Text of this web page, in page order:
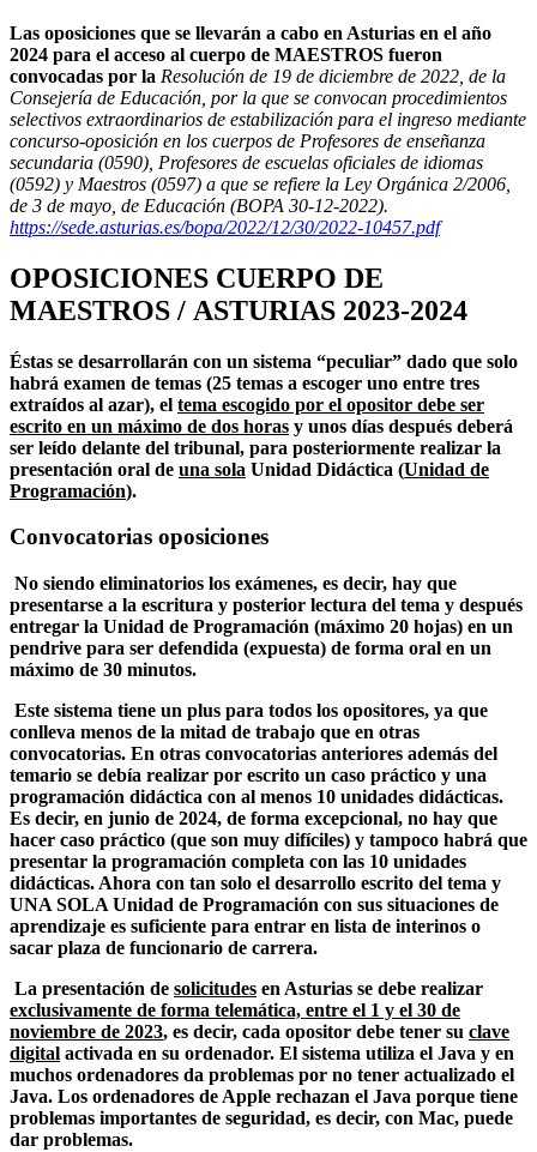
Las oposiciones que se llevarán a cabo en Asturias en el año
2024 para el acceso al cuerpo de MAESTROS fueron
convocadas por la Resolución de 19 de diciembre de 2022, de la
Consejería de Educación, por la que se convocan procedimientos
selectivos extraordinarios de estabilización para el ingreso mediante
concurso-oposición en los cuerpos de Profesores de enseñanza
secundaria (0590), Profesores de escuelas oficiales de idiomas
(0592) y Maestros (0597) a que se refiere la Ley Orgánica 2/2006,
de 3 de mayo, de Educación (BOPA 30-12-2022).
https://sede.asturias.es/bopa/2022/12/30/2022-10457.pdf
OPOSICIONES CUERPO DE
MAESTROS / ASTURIAS 2023-2024
Éstas se desarrollarán con un sistema “peculiar” dado que solo
habrá examen de temas (25 temas a escoger uno entre tres
extraídos al azar), el tema escogido por el opositor debe ser
escrito en un máximo de dos horas y unos días después deberá
ser leído delante del tribunal, para posteriormente realizar la
presentación oral de una sola Unidad Didáctica (Unidad de
Programación).
Convocatorias oposiciones
No siendo eliminatorios los exámenes, es decir, hay que
presentarse a la escritura y posterior lectura del tema y después
entregar la Unidad de Programación (máximo 20 hojas) en un
pendrive para ser defendida (expuesta) de forma oral en un
máximo de 30 minutos.
Este sistema tiene un plus para todos los opositores, ya que
conlleva menos de la mitad de trabajo que en otras
convocatorias. En otras convocatorias anteriores además del
temario se debía realizar por escrito un caso práctico y una
programación didáctica con al menos 10 unidades didácticas.
Es decir, en junio de 2024, de forma excepcional, no hay que
hacer caso práctico (que son muy difíciles) y tampoco habrá que
presentar la programación completa con las 10 unidades
didácticas. Ahora con tan solo el desarrollo escrito del tema y
UNA SOLA Unidad de Programación con sus situaciones de
aprendizaje es suficiente para entrar en lista de interinos o
sacar plaza de funcionario de carrera.
La presentación de solicitudes en Asturias se debe realizar
exclusivamente de forma telemática, entre el 1 y el 30 de
noviembre de 2023, es decir, cada opositor debe tener su clave
digital activada en su ordenador. El sistema utiliza el Java y en
muchos ordenadores da problemas por no tener actualizado el
Java. Los ordenadores de Apple rechazan el Java porque tiene
problemas importantes de seguridad, es decir, con Mac, puede
dar problemas.